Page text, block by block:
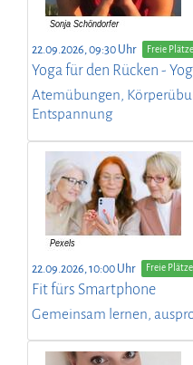
22.09.2026, 09:30 Uhr Freie Plätze
Yoga für den Rücken -
Atemübungen,
Entspannung
22.09.2026, 10:00 Uhr Freie Plätze
Fit fürs Smartphone
Gemeinsam lernen,